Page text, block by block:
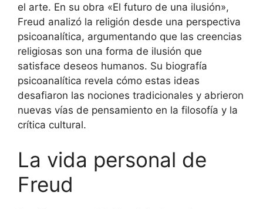
el arte. En su obra «El futuro de una ilusión»,
Freud analizó la religión desde una perspectiva
psicoanalítica, argumentando que las creencias
religiosas son una forma de ilusión que
satisface deseos humanos. Su biografía
psicoanalítica revela cómo estas ideas
desafiaron las nociones tradicionales y abrieron
nuevas vías de pensamiento en la filosofía y la
crítica cultural.
La vida personal de
Freud